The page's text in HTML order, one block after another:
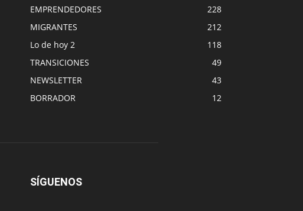
EMPRENDEDORES
228
MIGRANTES
212
Lo de hoy 2
118
TRANSICIONES
49
NEWSLETTER
43
BORRADOR
12
SÍGUENOS